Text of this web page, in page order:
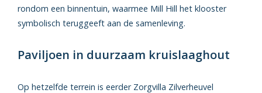
rondom een binnentuin, waarmee Mill Hill het klooster
symbolisch teruggeeft aan de samenleving.
Paviljoen in duurzaam kruislaaghout
Op hetzelfde terrein is eerder Zorgvilla Zilverheuvel